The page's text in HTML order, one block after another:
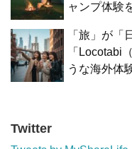
ャンプ体験
「旅」が「
「Locotabi
うな海外体
Twitter